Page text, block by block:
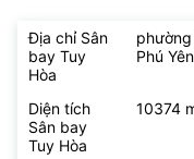
Địa chỉ Sân
bay Tuy
Hòa
Phú Yên
Diện tích
Sân bay
Tuy Hòa
10374